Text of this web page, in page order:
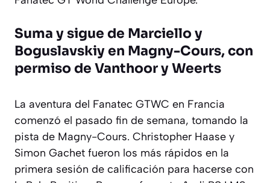
Suma y sigue de Marciello y
Boguslavskiy en Magny-Cours, con
permiso de Vanthoor y Weerts
La aventura del Fanatec GTWC en Francia
comenzó el pasado fin de semana, tomando la
pista de Magny-Cours. Christopher Haase y
Simon Gachet fueron los más rápidos en la
primera sesión de calificación para hacerse con